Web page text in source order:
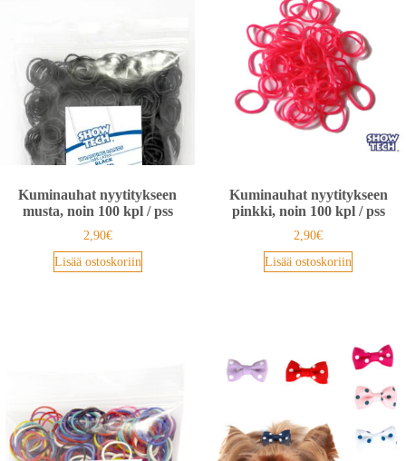
Kuminauhat nyytitykseen
musta, noin 100 kpl / pss
2,90€
Lisää ostoskoriin
Kuminauhat nyytitykseen
pinkki, noin 100 kpl / pss
2,90€
Lisää ostoskoriin